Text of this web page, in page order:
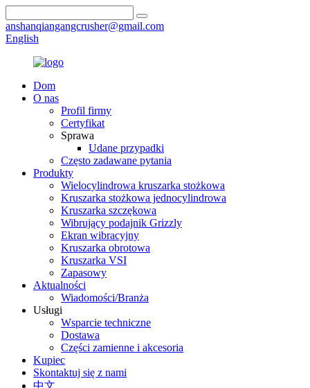
anshanqiangangcrusher@gmail.com
English
Dom
O nas
Profil firmy
Certyfikat
Sprawa
Udane przypadki
Często zadawane pytania
Produkty
Wielocylindrowa kruszarka stożkowa
Kruszarka stożkowa jednocylindrowa
Kruszarka szczękowa
Wibrujący podajnik Grizzly
Ekran wibracyjny
Kruszarka obrotowa
Kruszarka VSI
Zapasowy
Aktualności
Wiadomości/Branża
Usługi
Wsparcie techniczne
Dostawa
Części zamienne i akcesoria
Kupiec
Skontaktuj się z nami
中文